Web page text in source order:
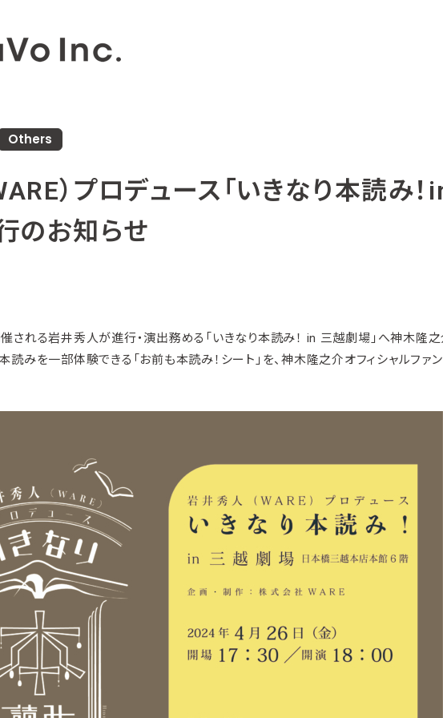
Others
）プロデュース「いきなり本読み
のお知らせ
される岩井秀人が進行・演出務める「いきなり本読み！ in 三越劇場」へ神木隆
みを一部体験できる「お前も本読み！シート」を、神木隆之介オフィシャルファ